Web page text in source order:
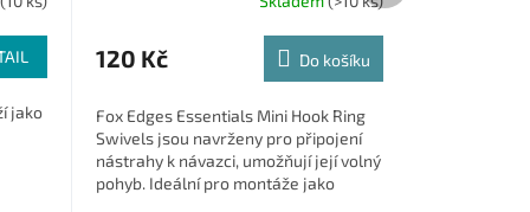
jako
120 Kč Do košíku
Fox Edges Essentials Mini Hook Ring
Swivels jsou navrženy pro připojení
nástrahy k návazci, umožňují její volný
pohyb. Ideální pro montáže jako